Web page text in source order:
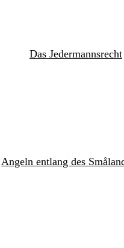
Das Jedermannsrecht
Angeln entlang des